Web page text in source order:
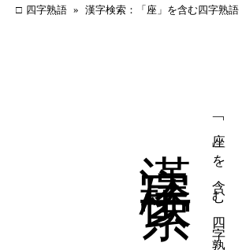
四字熟語
一覧表示
四字熟語 漢字検索：「座」を含む四字熟語
「座」を含む四字熟語
四字熟語
一覧表示